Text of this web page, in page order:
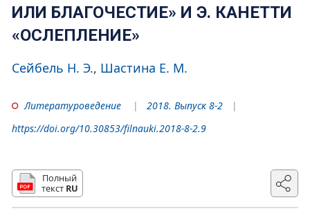
ИЛИ БЛАГОЧЕСТИЕ» И Э. КАНЕТТИ
«ОСЛЕПЛЕНИЕ»
Сейбель Н. Э. Шастина Е. М.
Литературоведение
2018. Выпуск 8-2
https://doi.org/10.30853/filnauki.2018-8-2.9
Полный
текст RU